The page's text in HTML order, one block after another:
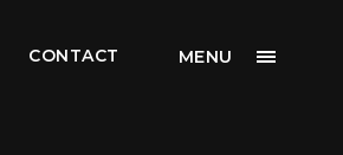
CONTACT MENU